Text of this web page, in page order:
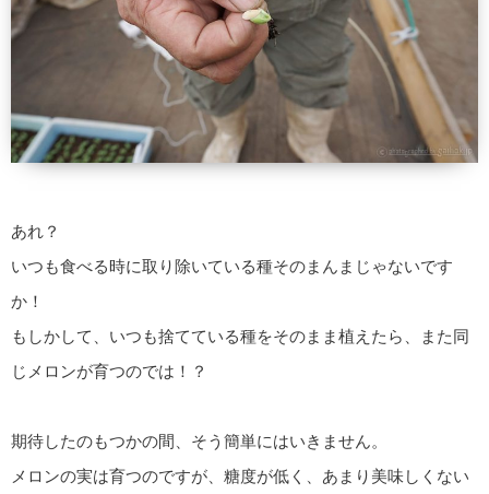
あれ？
いつも食べる時に取り除いている種そのまんまじゃないです
か！
もしかして、いつも捨てている種をそのまま植えたら、また同
じメロンが育つのでは！？
期待したのもつかの間、そう簡単にはいきません。
メロンの実は育つのですが、糖度が低く、あまり美味しくない